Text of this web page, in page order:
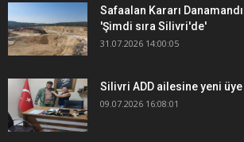
Safaalan Kararı
'Şimdi sıra Silivri'de'
31.07.2026 14:00:05
Silivri ADD ailesine yeni üye
09.07.2026 16:08:01